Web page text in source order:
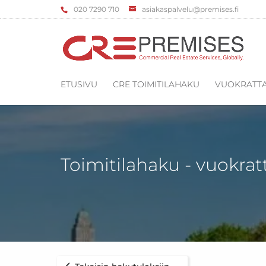
‌020 7290 710 asiakaspalvelu@premises.fi
ETUSIVU CRE TOIMITILAHAKU
Toimitilahaku -